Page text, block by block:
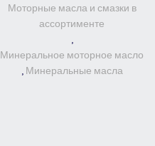
Моторные масла и смазки в
ассортименте
,
Минеральное моторное масло
, Минеральные масла